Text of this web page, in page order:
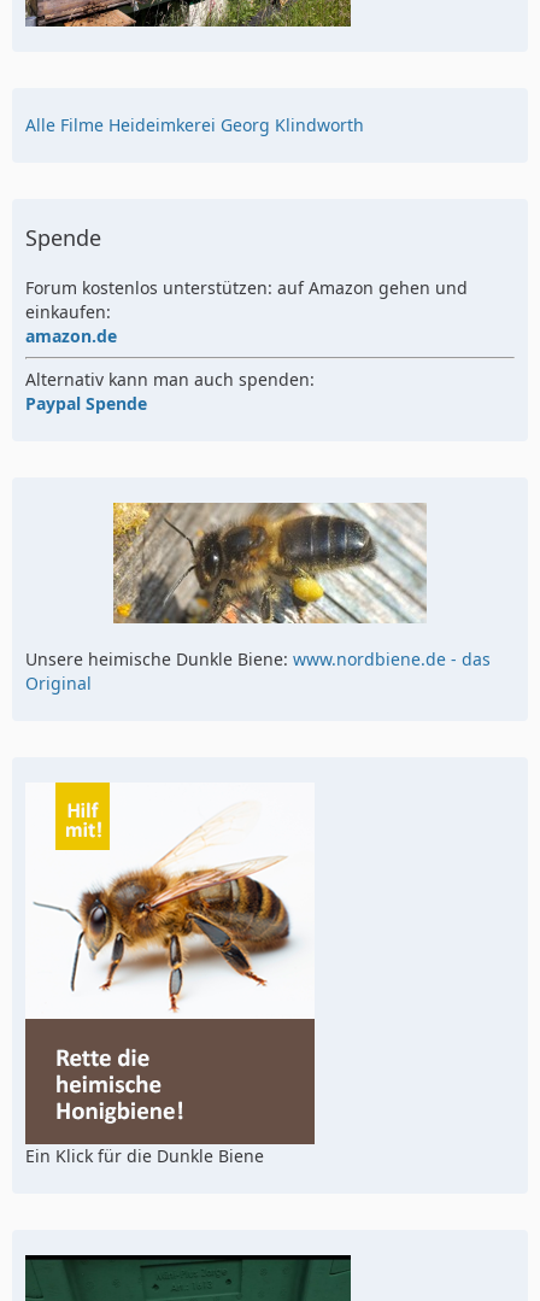
Alle Filme Heideimkerei Georg Klindworth
Spende
Forum kostenlos unterstützen: auf Amazon gehen und
einkaufen:
amazon.de
Alternativ kann man auch spenden:
Paypal Spende
Unsere heimische Dunkle Biene: www.nordbiene.de - das
Original
Ein Klick für die Dunkle Biene